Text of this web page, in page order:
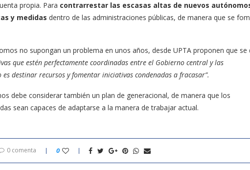
propia. Para contrarrestar las escasas altas de nuevos
y medidas dentro de las administraciones públicas, de manera que se
no supongan un problema en unos años, desde UPTA proponen que se
que estén perfectamente coordinadas entre el Gobierno central y las
destinar recursos y fomentar iniciativas condenadas a fracasar”.
debe considerar también un plan de generacional, de manera que los
sean capaces de adaptarse a la manera de trabajar actual.
0 comenta 0